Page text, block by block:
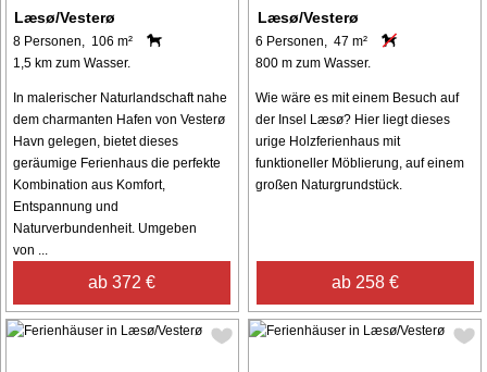
Læsø/Vesterø
8 Personen, 106 m²
1,5 km zum Wasser.
In malerischer Naturlandschaft nahe
dem charmanten Hafen von Vesterø
Havn gelegen, bietet dieses
geräumige Ferienhaus die perfekte
Kombination aus Komfort,
Entspannung und
Naturverbundenheit. Umgeben
von ...
ab 372 €
Læsø/Vesterø
6 Personen, 47 m²
800 m zum Wasser.
Wie wäre es mit einem Besuch auf
der Insel Læsø? Hier liegt dieses
urige Holzferienhaus mit
funktioneller Möblierung, auf einem
großen Naturgrundstück.
ab 258 €